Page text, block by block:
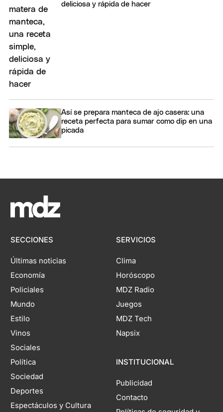
deliciosa y rápida de hacer
Así se prepara manteca de ajo casera: una
receta perfecta para sumar como dip en una
picada
SECCIONES
Últimas noticias
Economía
Policiales
Mundo
Estilo
Vinos
Sociales
Política
Sociedad
Deportes
Espectáculos y Cultura
SERVICIOS
Clima
Horóscopo
MDZ Radio
Juegos
MDZ Tech
Napsix
INSTITUCIONAL
Publicidad
Contacto